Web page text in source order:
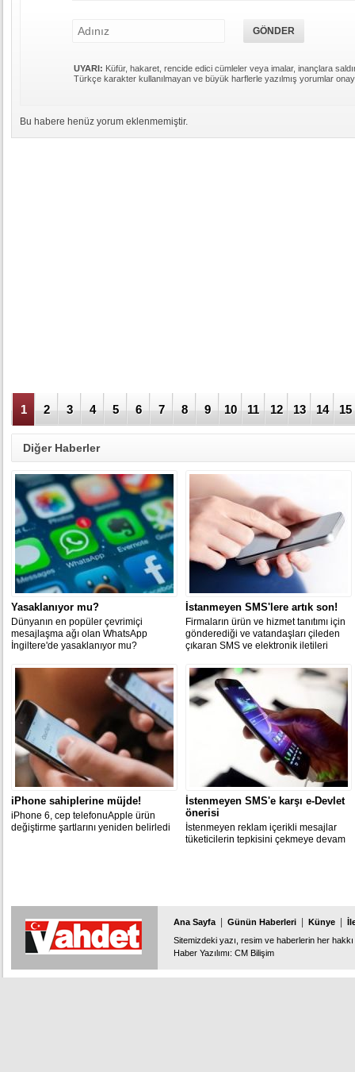
UYARI: Küfür, hakaret, rencide edici cümleler veya imalar, inançlara
Türkçe karakter kullanılmayan ve büyük harflerle yazılmış yorumlar
Bu habere henüz yorum eklenmemiştir.
1 2 3 4 5 6 7 8 9 10 11 12 13 14 15
Diğer Haberler
Yasaklanıyor mu?
Dünyanın en popüler çevrimiçi
mesajlaşma ağı olan WhatsApp
İngiltere'de yasaklanıyor mu?
İstanmeyen SMS'lere artık son!
Firmaların ürün ve hizmet tanıtımı için
gönderediği ve vatandaşları çileden
çıkaran SMS ve elektronik iletileri
girdi.
iPhone sahiplerine müjde!
iPhone 6, cep telefonuApple ürün
değiştirme şartlarını yeniden belirledi
İstenmeyen SMS'e karşı e-Devlet
önerisi
İstenmeyen reklam içerikli mesajlar
tüketicilerin tepkisini çekmeye devam
Ana Sayfa Günün Haberleri Künye
Sitemizdeki yazı, resim ve haberlerin her
Haber Yazılımı: CM Bilişim